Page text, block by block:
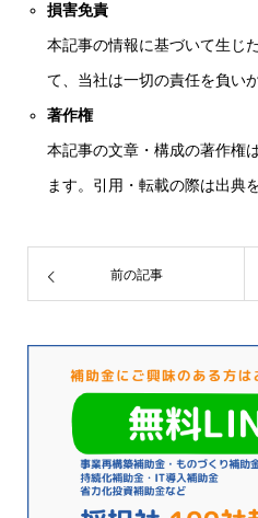
損害免責
本記事の情報に基づいて生じ
て、当社は一切の責任を負い
著作権
本記事の文章・構成の著作権
ます。引用・転載の際は出典
前の記事